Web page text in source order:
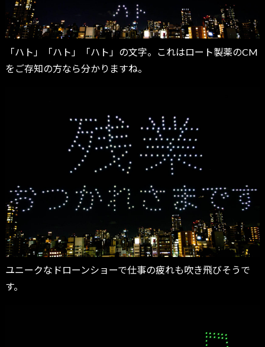
「ハト」「ハト」「ハト」の文字。これはロート製薬のCM
をご存知の方なら分かりますね。
ユニークなドローンショーで仕事の疲れも吹き飛びそうで
す。